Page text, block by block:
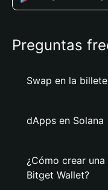
Preguntas
Swap en la
dApps en Solana
¿Cómo crear
Bitget Wallet?